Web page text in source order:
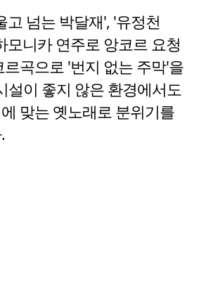
고 넘는 박달재', '유정천
모니카 연주로 앙코르 요청
곡으로 '번지 없는 주막'을
설이 좋지 않은 환경에서도
맞는 옛노래로 분위기를